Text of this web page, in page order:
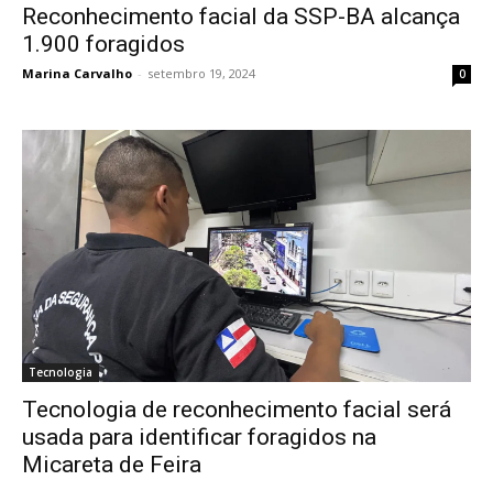
Reconhecimento facial da SSP-BA alcança
1.900 foragidos
Marina Carvalho - setembro 19, 2024 0
Tecnologia
Tecnologia de reconhecimento facial será
usada para identificar foragidos na
Micareta de Feira